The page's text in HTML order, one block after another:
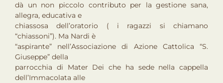
dà un non piccolo contributo per la gestione sana,
allegra, educativa e
chiassosa dell’oratorio ( i ragazzi si chiamano
“chiassoni”). Ma Nardi è
“aspirante” nell’Associazione di Azione Cattolica “S.
Giuseppe” della
parrocchia di Mater Dei che ha sede nella cappella
dell’Immacolata alle